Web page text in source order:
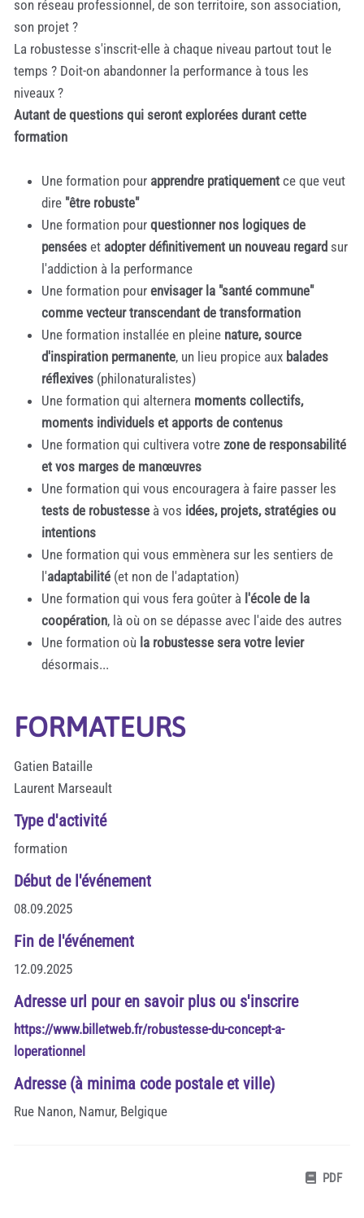
son réseau professionnel, de son territoire, son association,
son projet ?
La robustesse s'inscrit-elle à chaque niveau partout tout le
temps ? Doit-on abandonner la performance à tous les
niveaux ?
Autant de questions qui seront explorées durant cette
formation
Une formation pour apprendre pratiquement ce que veut
dire "être robuste"
Une formation pour questionner nos logiques de
pensées et adopter définitivement un nouveau regard sur
l'addiction à la performance
Une formation pour envisager la "santé commune"
comme vecteur transcendant de transformation
Une formation installée en pleine nature, source
d'inspiration permanente, un lieu propice aux balades
réflexives (philonaturalistes)
Une formation qui alternera moments collectifs,
moments individuels et apports de contenus
Une formation qui cultivera votre zone de responsabilité
et vos marges de manœuvres
Une formation qui vous encouragera à faire passer les
tests de robustesse à vos idées, projets, stratégies ou
intentions
Une formation qui vous emmènera sur les sentiers de
l'adaptabilité (et non de l'adaptation)
Une formation qui vous fera goûter à l'école de la
coopération, là où on se dépasse avec l'aide des autres
Une formation où la robustesse sera votre levier
désormais...
FORMATEURS
Gatien Bataille
Laurent Marseault
Type d'activité
formation
Début de l'événement
08.09.2025
Fin de l'événement
12.09.2025
Adresse url pour en savoir plus ou s'inscrire
https://www.billetweb.fr/robustesse-du-concept-a-
loperationnel
Adresse (à minima code postale et ville)
Rue Nanon, Namur, Belgique
PDF